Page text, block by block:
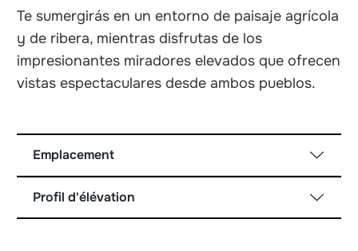
Te sumergirás en un entorno de paisaje agrícola
y de ribera, mientras disfrutas de los
impresionantes miradores elevados que ofrecen
vistas espectaculares desde ambos pueblos.
Emplacement
Profil d'élévation